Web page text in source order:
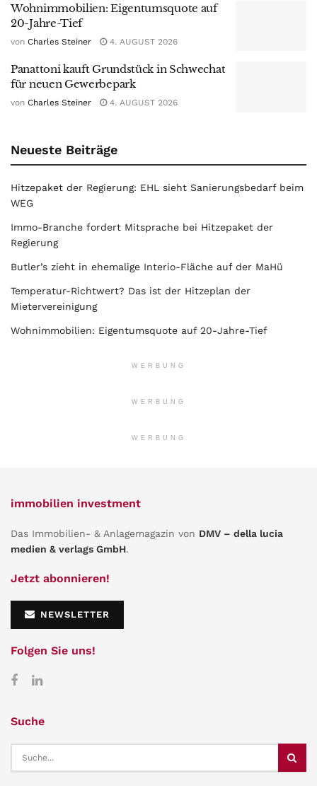
Wohnimmobilien: Eigentumsquote auf
20-Jahre-Tief
von Charles Steiner 4. AUGUST 2026
Panattoni kauft Grundstück in Schwechat
für neuen Gewerbepark
von Charles Steiner 4. AUGUST 2026
Neueste Beiträge
Hitzepaket der Regierung: EHL sieht Sanierungsbedarf beim
WEG
Immo-Branche fordert Mitsprache bei Hitzepaket der
Regierung
Butler’s zieht in ehemalige Interio-Fläche auf der MaHü
Temperatur-Richtwert? Das ist der Hitzeplan der
Mietervereinigung
Wohnimmobilien: Eigentumsquote auf 20-Jahre-Tief
WERBUNG
WERBUNG
WERBUNG
immobilien investment
Das Immobilien- & Anlagemagazin von DMV – della lucia
medien & verlags GmbH.
Jetzt abonnieren!
NEWSLETTER
Folgen Sie uns!
Suche